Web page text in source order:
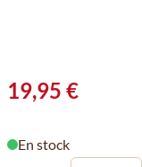
19,95 €
En stock